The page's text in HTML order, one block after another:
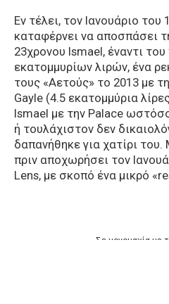
Εν τέλει, τον Ιανουάριο
καταφέρνει να αποσπάσει
23χρονου Ismael, έναντι
εκατομμυρίων λιρών, ένα
τους «Αετούς» το 2013 με
Gayle (4.5 εκατομμύρια
Ismael με την Palace
ή τουλάχιστον δεν
δαπανήθηκε για χατίρι
πριν αποχωρήσει τον
Lens, με σκοπό ένα μικρό
Σε μονομαχία με